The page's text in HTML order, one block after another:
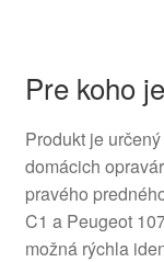
Pre koho
Produkt je
domácich
pravého
C1 a Peugeot
možná rýchla